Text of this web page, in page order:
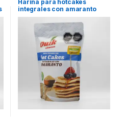
GLUTEN)
Harina para hotcakes
integrales con amaranto